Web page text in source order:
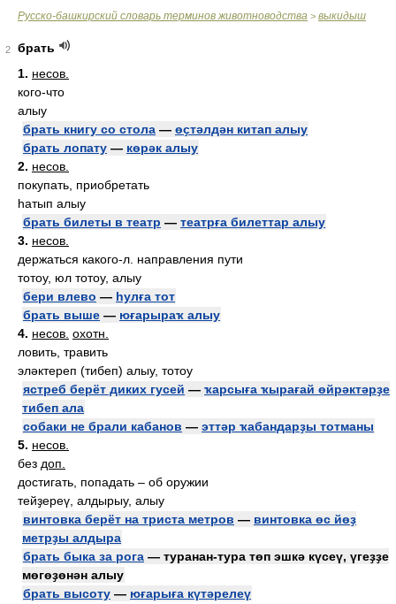
Русско-башкирский словарь терминов животноводства > выкидыш
2
брать
1. несов.
кого-что
алыу
брать книгу со стола — өҫтәлдән китап алыу
брать лопату — көрәк алыу
2. несов.
покупать, приобретать
һатып алыу
брать билеты в театр — театрға билеттар алыу
3. несов.
держаться какого-л. направления пути
тотоу, юл тотоу, алыу
бери влево — һулға тот
брать выше — юғарыраҡ алыу
4. несов. охотн.
ловить, травить
эләктереп (тибеп) алыу, тотоу
ястреб берёт диких гусей — ҡарсыға ҡырағай өйрәктәрҙе
тибеп ала
собаки не брали кабанов — эттәр ҡабандарҙы тотманы
5. несов.
без доп.
достигать, попадать – об оружии
тейҙереү, алдырыу, алыу
винтовка берёт на триста метров — винтовка өс йөҙ
метрҙы алдыра
брать быка за рога — туранан-тура төп эшкә күсеү, үгеҙҙе
мөгөҙөнән алыу
брать высоту — юғарыға күтәрелеү